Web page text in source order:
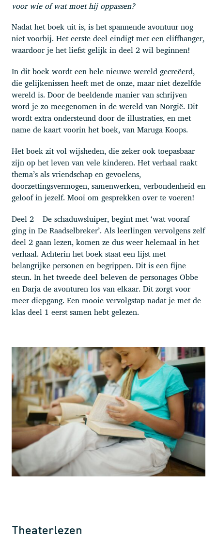
voor wie of wat moet hij oppassen?
Nadat het boek uit is, is het spannende avontuur nog
niet voorbij. Het eerste deel eindigt met een cliffhanger,
waardoor je het liefst gelijk in deel 2 wil beginnen!
In dit boek wordt een hele nieuwe wereld gecreëerd,
die gelijkenissen heeft met de onze, maar niet dezelfde
wereld is. Door de beeldende manier van schrijven
word je zo meegenomen in de wereld van Norgië. Dit
wordt extra ondersteund door de illustraties, en met
name de kaart voorin het boek, van Maruga Koops.
Het boek zit vol wijsheden, die zeker ook toepasbaar
zijn op het leven van vele kinderen. Het verhaal raakt
thema’s als vriendschap en gevoelens,
doorzettingsvermogen, samenwerken, verbondenheid en
geloof in jezelf. Mooi om gesprekken over te voeren!
Deel 2 – De schaduwsluiper, begint met ‘wat vooraf
ging in De Raadselbreker’. Als leerlingen vervolgens zelf
deel 2 gaan lezen, komen ze dus weer helemaal in het
verhaal. Achterin het boek staat een lijst met
belangrijke personen en begrippen. Dit is een fijne
steun. In het tweede deel beleven de personages Obbe
en Darja de avonturen los van elkaar. Dit zorgt voor
meer diepgang. Een mooie vervolgstap nadat je met de
klas deel 1 eerst samen hebt gelezen.
Theaterlezen